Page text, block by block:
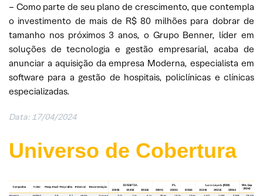
– Como parte de seu plano de crescimento, que contempla
o investimento de mais de R$ 80 milhões para dobrar de
tamanho nos próximos 3 anos, o Grupo Benner, líder em
soluções de tecnologia e gestão empresarial, acaba de
anunciar a aquisição da empresa Moderna, especialista em
software para a gestão de hospitais, policlínicas e clínicas
especializadas.
Data: 17/04/2024
Universo de Cobertura